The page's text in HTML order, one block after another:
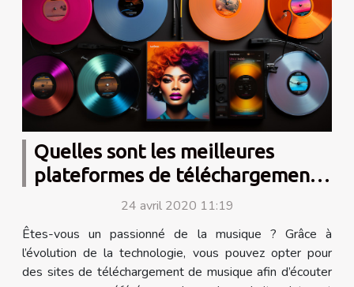
Quelles sont les meilleures
plateformes de téléchargement
de musique ?24 avril 2020 11:19
Êtes-vous un passionné de la musique ? Grâce à
l’évolution de la technologie, vous pouvez opter pour
des sites de téléchargement de musique afin d’écouter